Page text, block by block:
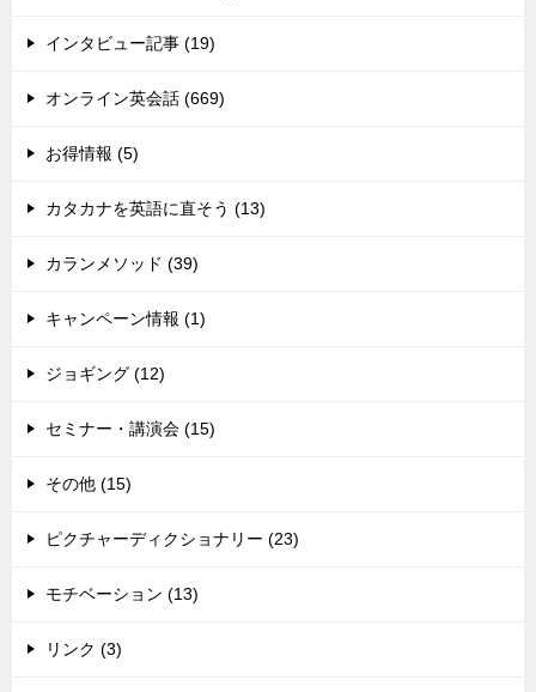
インタビュー記事 (19)
オンライン英会話 (669)
お得情報 (5)
カタカナを英語に直そう (13)
カランメソッド (39)
キャンペーン情報 (1)
ジョギング (12)
セミナー・講演会 (15)
その他 (15)
ピクチャーディクショナリー (23)
モチベーション (13)
リンク (3)